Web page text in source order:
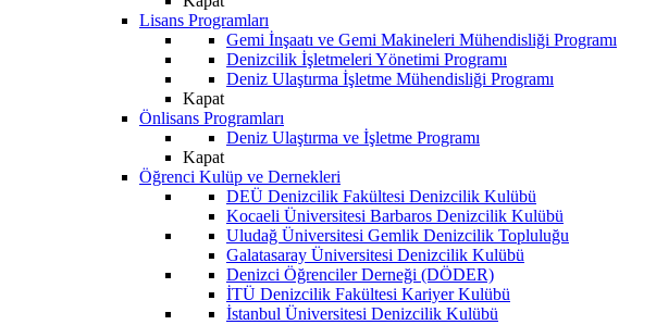
Lisans Programları
Gemi İnşaatı ve Gemi Makineleri Mühendisliği Programı
Denizcilik İşletmeleri Yönetimi Programı
Deniz Ulaştırma İşletme Mühendisliği Programı
Kapat
Önlisans Programları
Deniz Ulaştırma ve İşletme Programı
Kapat
Öğrenci Kulüp ve Dernekleri
DEÜ Denizcilik Fakültesi Denizcilik Kulübü
Kocaeli Üniversitesi Barbaros Denizcilik Kulübü
Uludağ Üniversitesi Gemlik Denizcilik Topluluğu
Galatasaray Üniversitesi Denizcilik Kulübü
Denizci Öğrenciler Derneği (DÖDER)
İTÜ Denizcilik Fakültesi Kariyer Kulübü
İstanbul Üniversitesi Denizcilik Kulübü